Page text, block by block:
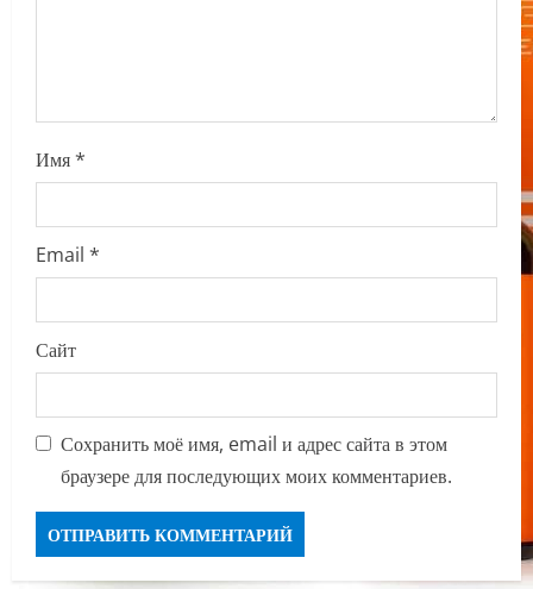
Имя*
Email *
Сайт
Сохранить моё имя, email и адрес сайта в этом
браузере для последующих моих комментариев.